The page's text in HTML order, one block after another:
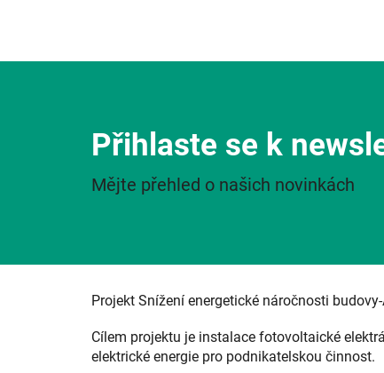
Přihlaste se k
Mějte přehled o našich novinkách
Projekt Snížení energetické náročnosti
Cílem projektu je instalace fotovoltaické
elektrické energie pro podnikatelskou činnost.